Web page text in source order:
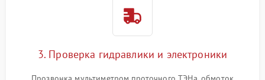
3. Проверка гидравлики и электроники